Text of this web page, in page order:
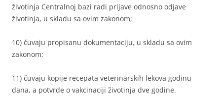
životinja Centralnoj bazi radi prijave odnosno odjave
životinja, u skladu sa ovim zakonom;
10) čuvaju propisanu dokumentaciju, u skladu sa ovim
zakonom;
11) čuvaju kopije recepata veterinarskih lekova godinu
dana, a potvrde o vakcinaciji životinja dve godine.